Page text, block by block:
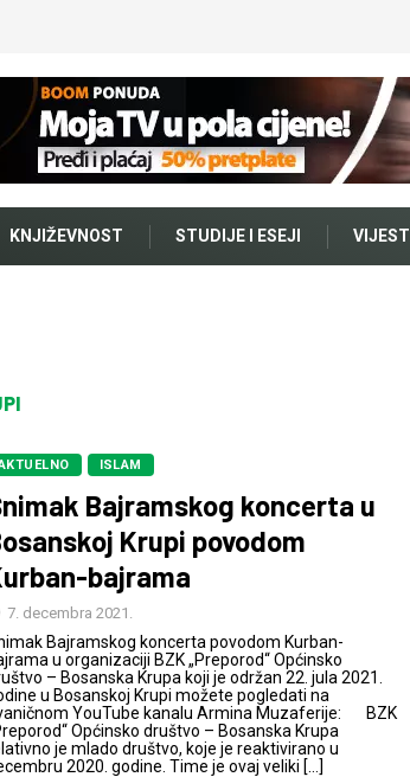
KNJIŽEVNOST STUDIJE I ESEJI VIJESTI
ISLAM
Bajramskog koncerta u
Krupi povodom
bajrama
7. decembra 2021.
Bajramskog koncerta povodom Kurban-
u organizaciji BZK „Preporod“ Općinsko
– Bosanska Krupa koji je održan 22. jula 2021.
u Bosanskoj Krupi možete pogledati na
YouTube kanalu Armina Muzaferije: BZK
Općinsko društvo – Bosanska Krupa
je mlado društvo, koje je reaktivirano u
2020. godine. Time je ovaj veliki […]